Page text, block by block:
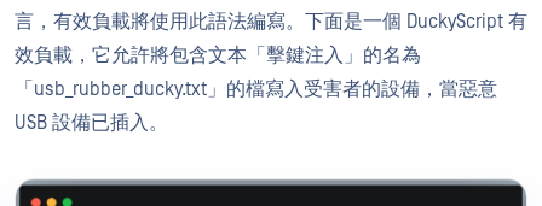
言，有效負載將使用此語法編寫。下面是一個 DuckyScript 有
效負載，它允許將包含文本「擊鍵注入」的名為
「usb_rubber_ducky.txt」的檔寫入受害者的設備，當惡意
USB 設備已插入。